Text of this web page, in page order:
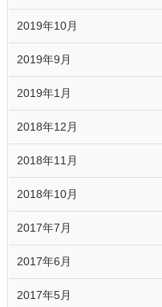
2019年10月
2019年9月
2019年1月
2018年12月
2018年11月
2018年10月
2017年7月
2017年6月
2017年5月